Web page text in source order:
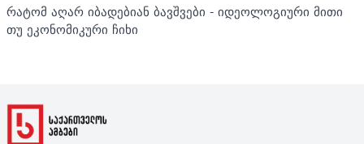
რატომ აღარ იბადებიან ბავშვები - იდეოლოგიური მითი
თუ ეკონომიკური ჩიხი